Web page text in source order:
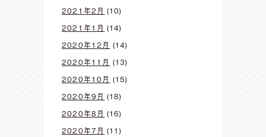
2021年2月 (10)
2021年1月 (14)
2020年12月 (14)
2020年11月 (13)
2020年10月 (15)
2020年9月 (18)
2020年8月 (16)
2020年7月 (11)